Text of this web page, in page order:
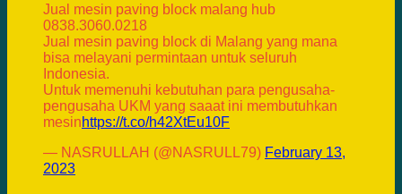
Jual mesin paving block malang hub
0838.3060.0218
Jual mesin paving block di Malang yang mana
bisa melayani permintaan untuk seluruh
Indonesia.
Untuk memenuhi kebutuhan para pengusaha-
pengusaha UKM yang saaat ini membutuhkan
mesinhttps://t.co/h42XtEu10F
— NASRULLAH (@NASRULL79) February 13,
2023